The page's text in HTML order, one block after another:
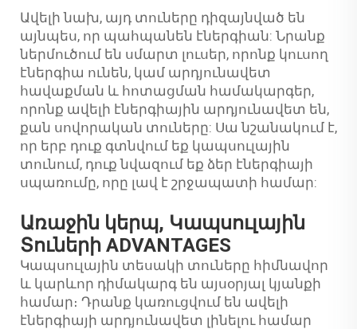
Ավելի նախ, այդ տուները դիզայնված են
այնպես, որ պահպանեն էներգիան: Նրանք
ներմուծում են սմարտ լուսեր, որոնք կուսող
էներգիա ունեն, կամ արդյունավետ
հավաքման և հոտացման համակարգեր,
որոնք ավելի էներգիային արդյունավետ են,
քան սովորական տուները: Սա նշանակում է,
որ երբ դուք գտնվում եք կապսուլային
տունում, դուք նվազում եք ձեր էներգիայի
սպառումը, որը լավ է շրջապատի համար:
Առաջին կերպ, Կապսուլային
Տուների ADVANTAGES
Կապսուլային տեսակի տուները հիմնավոր
և կարևոր դիմակարգ են այսօրյալ կյանքի
համար։ Դրանք կառուցվում են ավելի
էներգիայի արդյունավետ լինելու համար